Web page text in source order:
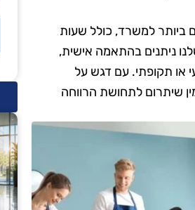
ביותר למשרד, כולל שעות
ניתנים בהתאמה אישית,
או תקופתי. עם דגש על
שיתרום לתחושת הרווחה